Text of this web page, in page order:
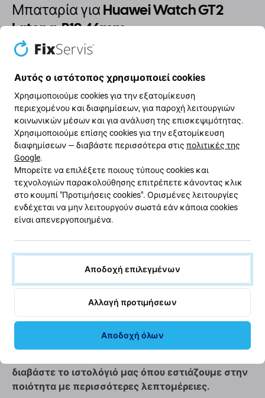
Μπαταρία για Huawei Watch GT2
Latona-B19 46mm
46mm έχει φουσκώσει ή έχει χάσει χωρητικότητα,
πρέπει να αντικατασταθεί.
Πότε πρέπει να αντικαταστήσετε την μπαταρία;
η μπαταρία είναι φουσκωμένη
η συσκευή αποφορτίζεται γρήγορα
η συσκευή υπερθερμαίνεται
η συσκευή δεν μπορεί να φορτιστεί στο 100%
η συσκευή δεν υποδεικνύει σωστά την
κατάσταση της μπαταρίας
Ποιότητα: Aftermarket- Το ανταλλακτικό που
πωλείται ως Aftermarket κατασκευάζεται από τρίτο
μέρος και όχι απευθείας από τον κατασκευαστή του
εξοπλισμού. Αυτό είναι αντίγραφο του πρωτοτύπου
και το ανταλλακτικό που παραδίδεται ως Aftermarket
ενδέχεται να έχει ελάχιστες διακυμάνσεις στη
λειτουργικότητα, την ποιότητα ή την εμφάνιση. Για να
διαβάστε το ιστολόγιό μας όπου εστιάζουμε στην
ποιότητα με περισσότερες λεπτομέρειες.
Αυτός ο ιστότοπος χρησιμοποιεί cookies
Χρησιμοποιούμε cookies για την εξατομίκευση
περιεχομένου και διαφημίσεων, για παροχή λειτουργιών
κοινωνικών μέσων και για ανάλυση της επισκεψιμότητας.
Χρησιμοποιούμε επίσης cookies για την εξατομίκευση
διαφημίσεων — διαβάστε περισσότερα στις πολιτικές της
Google.
Μπορείτε να επιλέξετε ποιους τύπους cookies και
τεχνολογιών παρακολούθησης επιτρέπετε κάνοντας κλικ
στο κουμπί "Προτιμήσεις cookies". Ορισμένες λειτουργίες
ενδέχεται να μην λειτουργούν σωστά εάν κάποια cookies
είναι απενεργοποιημένα.
Αποδοχή επιλεγμένων
Αλλαγή προτιμήσεων
Αποδοχή όλων